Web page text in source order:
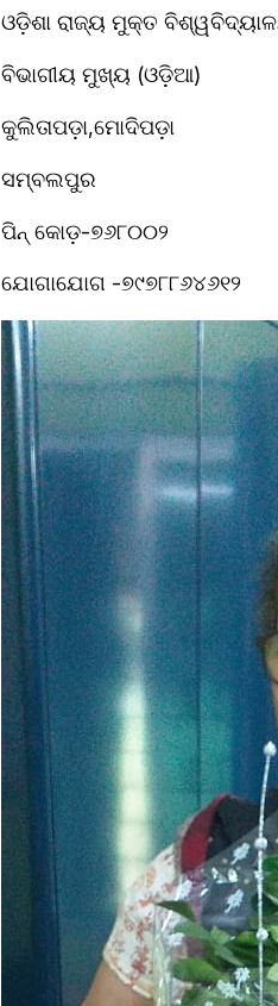
ଓଡ଼ିଶା ରାଜ୍ୟ ମୁକ୍ତ
ବିଭାଗୀୟ ମୁଖ୍ୟ (ଓଡ଼ିଆ)
କୁଲିତାପଡ଼ା,ମୋଦିପଡ଼ା
ସମ୍ବଲପୁର
ପିନ୍ କୋଡ଼-୭୬୮୦୦୨
ଯୋଗାଯୋଗ -୭୯୭୮୮୬୪୬୧୨